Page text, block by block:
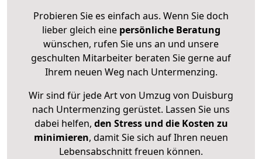
Probieren Sie es einfach aus. Wenn Sie doch
lieber gleich eine persönliche Beratung
wünschen, rufen Sie uns an und unsere
geschulten Mitarbeiter beraten Sie gerne auf
Ihrem neuen Weg nach Untermenzing.
Wir sind für jede Art von Umzug von Duisburg
nach Untermenzing gerüstet. Lassen Sie uns
dabei helfen, den Stress und die Kosten zu
minimieren, damit Sie sich auf Ihren neuen
Lebensabschnitt freuen können.